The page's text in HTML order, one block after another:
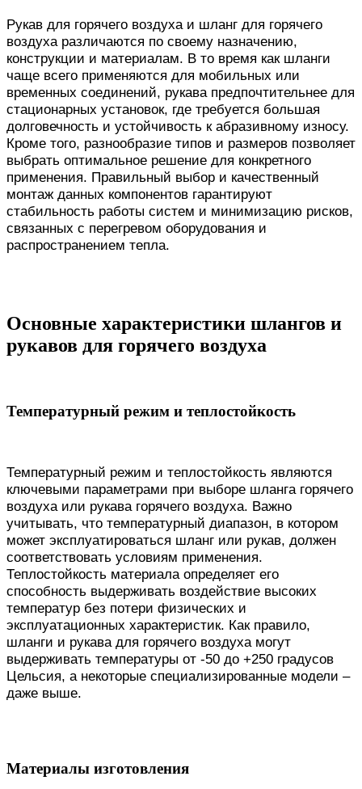
Рукав для горячего воздуха и шланг для горячего
воздуха различаются по своему назначению,
конструкции и материалам. В то время как шланги
чаще всего применяются для мобильных или
временных соединений, рукава предпочтительнее для
стационарных установок, где требуется большая
долговечность и устойчивость к абразивному износу.
Кроме того, разнообразие типов и размеров позволяет
выбрать оптимальное решение для конкретного
применения. Правильный выбор и качественный
монтаж данных компонентов гарантируют
стабильность работы систем и минимизацию рисков,
связанных с перегревом оборудования и
распространением тепла.
Основные характеристики шлангов и
рукавов для горячего воздуха
Температурный режим и теплостойкость
Температурный режим и теплостойкость являются
ключевыми параметрами при выборе шланга горячего
воздуха или рукава горячего воздуха. Важно
учитывать, что температурный диапазон, в котором
может эксплуатироваться шланг или рукав, должен
соответствовать условиям применения.
Теплостойкость материала определяет его
способность выдерживать воздействие высоких
температур без потери физических и
эксплуатационных характеристик. Как правило,
шланги и рукава для горячего воздуха могут
выдерживать температуры от -50 до +250 градусов
Цельсия, а некоторые специализированные модели –
даже выше.
Материалы изготовления